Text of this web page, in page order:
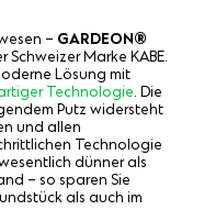
– GARDEON®
Marke KABE.
Lösung mit
Technologie. Die
Putz widersteht
und allen
Technologie
dünner als
– so sparen Sie
als auch im